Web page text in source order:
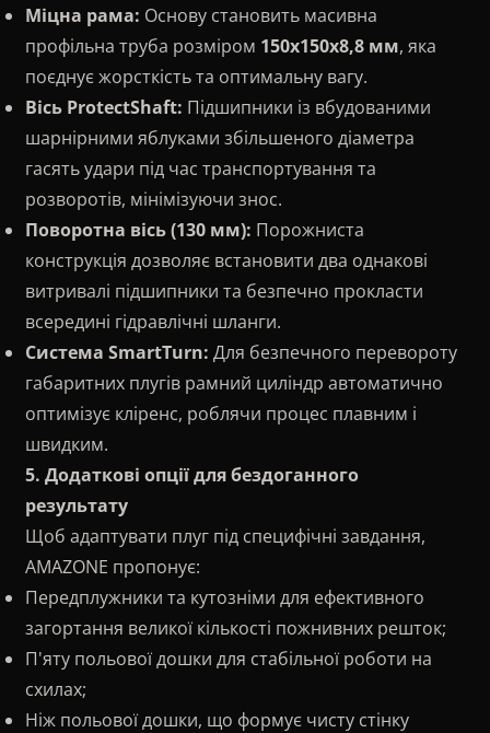
Міцна рама: Основу становить масивна
профільна труба розміром 150х150х8,8 мм, яка
поєднує жорсткість та оптимальну вагу.
Вісь ProtectShaft: Підшипники із вбудованими
шарнірними яблуками збільшеного діаметра
гасять удари під час транспортування та
розворотів, мінімізуючи знос.
Поворотна вісь (130 мм): Порожниста
конструкція дозволяє встановити два однакові
витривалі підшипники та безпечно прокласти
всередині гідравлічні шланги.
Система SmartTurn: Для безпечного перевороту
габаритних плугів рамний циліндр автоматично
оптимізує кліренс, роблячи процес плавним і
швидким.
5. Додаткові опції для бездоганного
результату
Щоб адаптувати плуг під специфічні завдання,
AMAZONE пропонує:
Передплужники та кутозніми для ефективного
загортання великої кількості пожнивних решток;
П'яту польової дошки для стабільної роботи на
схилах;
Ніж польової дошки, що формує чисту стінку